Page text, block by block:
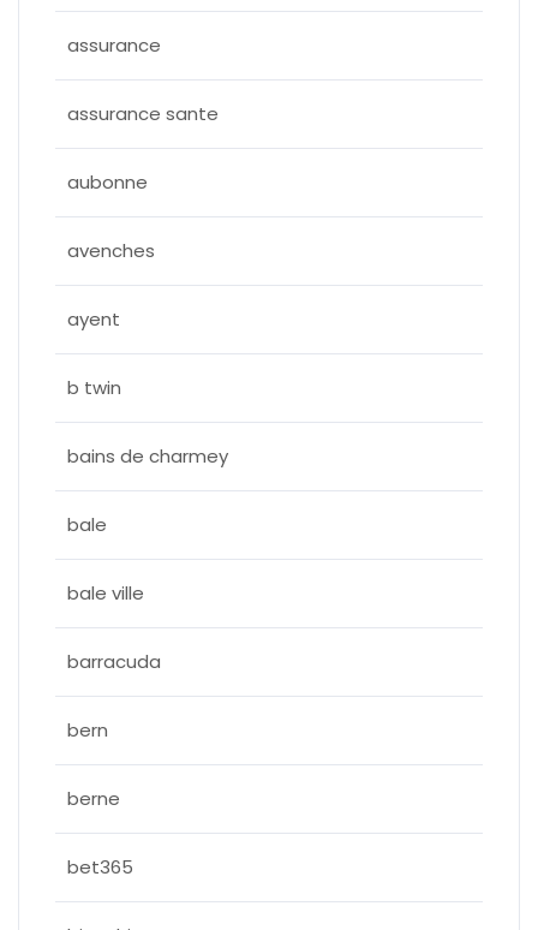
assurance
assurance sante
aubonne
avenches
ayent
b twin
bains de charmey
bale
bale ville
barracuda
bern
berne
bet365